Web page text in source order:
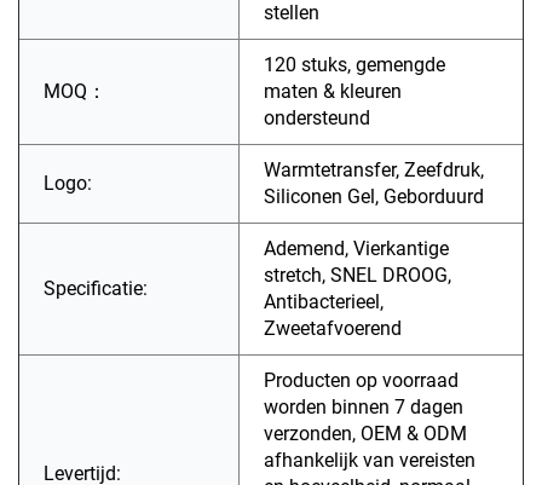
stellen
MOQ：
120 stuks, gemengde
maten & kleuren
ondersteund
Logo:
Warmtetransfer, Zeefdruk,
Siliconen Gel, Geborduurd
Specificatie:
Ademend, Vierkantige
stretch, SNEL DROOG,
Antibacterieel,
Zweetafvoerend
Levertijd:
Producten op voorraad
worden binnen 7 dagen
verzonden, OEM & ODM
afhankelijk van vereisten